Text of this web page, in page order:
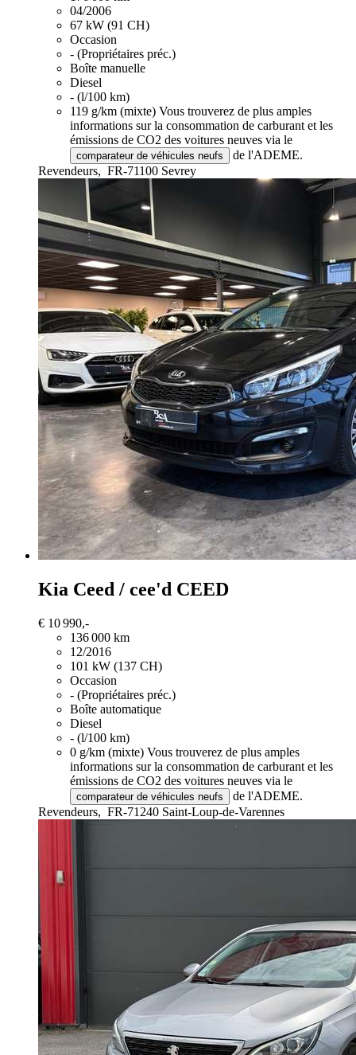
04/2006
67 kW (91 CH)
Occasion
- (Propriétaires préc.)
Boîte manuelle
Diesel
- (l/100 km)
119 g/km (mixte) Vous trouverez de plus amples
informations sur la consommation de carburant et les
émissions de CO2 des voitures neuves via le
comparateur de véhicules neufs
de l'ADEME.
Revendeurs, FR-71100 Sevrey
Kia Ceed / cee'd CEED
€ 10 990,-
136 000 km
12/2016
101 kW (137 CH)
Occasion
- (Propriétaires préc.)
Boîte automatique
Diesel
- (l/100 km)
0 g/km (mixte) Vous trouverez de plus amples
informations sur la consommation de carburant et les
émissions de CO2 des voitures neuves via le
comparateur de véhicules neufs
de l'ADEME.
Revendeurs, FR-71240 Saint-Loup-de-Varennes